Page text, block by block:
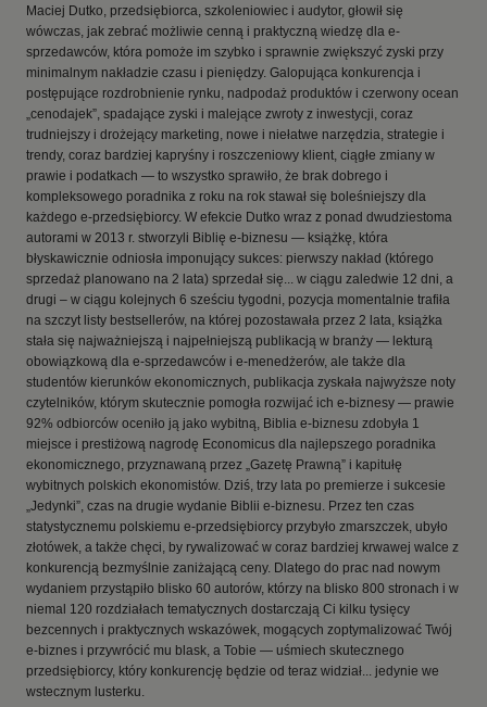
Maciej Dutko, przedsiębiorca, szkoleniowiec i audytor, głowił się
wówczas, jak zebrać możliwie cenną i praktyczną wiedzę dla e-
sprzedawców, która pomoże im szybko i sprawnie zwiększyć zyski przy
minimalnym nakładzie czasu i pieniędzy. Galopująca konkurencja i
postępujące rozdrobnienie rynku, nadpodaż produktów i czerwony ocean
„cenodajek”, spadające zyski i malejące zwroty z inwestycji, coraz
trudniejszy i drożejący marketing, nowe i niełatwe narzędzia, strategie i
trendy, coraz bardziej kapryśny i roszczeniowy klient, ciągłe zmiany w
prawie i podatkach — to wszystko sprawiło, że brak dobrego i
kompleksowego poradnika z roku na rok stawał się boleśniejszy dla
każdego e-przedsiębiorcy. W efekcie Dutko wraz z ponad dwudziestoma
autorami w 2013 r. stworzyli Biblię e-biznesu — książkę, która
błyskawicznie odniosła imponujący sukces: pierwszy nakład (którego
sprzedaż planowano na 2 lata) sprzedał się... w ciągu zaledwie 12 dni, a
drugi – w ciągu kolejnych 6 sześciu tygodni, pozycja momentalnie trafiła
na szczyt listy bestsellerów, na której pozostawała przez 2 lata, książka
stała się najważniejszą i najpełniejszą publikacją w branży — lekturą
obowiązkową dla e-sprzedawców i e-menedżerów, ale także dla
studentów kierunków ekonomicznych, publikacja zyskała najwyższe noty
czytelników, którym skutecznie pomogła rozwijać ich e-biznesy — prawie
92% odbiorców oceniło ją jako wybitną, Biblia e-biznesu zdobyła 1
miejsce i prestiżową nagrodę Economicus dla najlepszego poradnika
ekonomicznego, przyznawaną przez „Gazetę Prawną” i kapitułę
wybitnych polskich ekonomistów. Dziś, trzy lata po premierze i sukcesie
„Jedynki”, czas na drugie wydanie Biblii e-biznesu. Przez ten czas
statystycznemu polskiemu e-przedsiębiorcy przybyło zmarszczek, ubyło
złotówek, a także chęci, by rywalizować w coraz bardziej krwawej walce z
konkurencją bezmyślnie zaniżającą ceny. Dlatego do prac nad nowym
wydaniem przystąpiło blisko 60 autorów, którzy na blisko 800 stronach i w
niemal 120 rozdziałach tematycznych dostarczają Ci kilku tysięcy
bezcennych i praktycznych wskazówek, mogących zoptymalizować Twój
e-biznes i przywrócić mu blask, a Tobie — uśmiech skutecznego
przedsiębiorcy, który konkurencję będzie od teraz widział... jedynie we
wstecznym lusterku.